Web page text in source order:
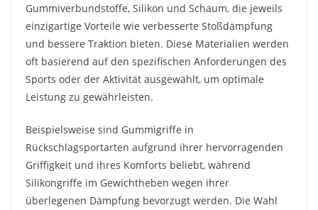
Gummiverbundstoffe, Silikon und Schaum, die jeweils
einzigartige Vorteile wie verbesserte Stoßdämpfung
und bessere Traktion bieten. Diese Materialien werden
oft basierend auf den spezifischen Anforderungen des
Sports oder der Aktivität ausgewählt, um optimale
Leistung zu gewährleisten.
Beispielsweise sind Gummigriffe in
Rückschlagsportarten aufgrund ihrer hervorragenden
Griffigkeit und ihres Komforts beliebt, während
Silikongriffe im Gewichtheben wegen ihrer
überlegenen Dämpfung bevorzugt werden. Die Wahl